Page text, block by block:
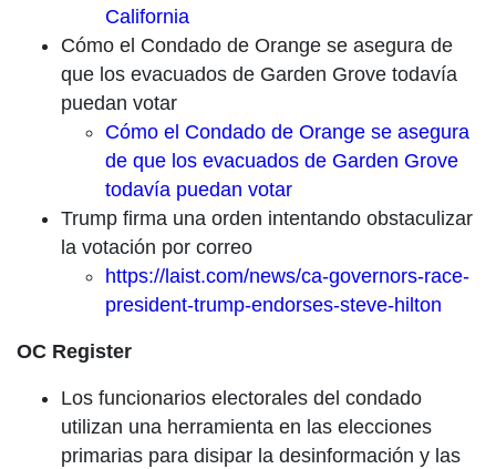
California
Cómo el Condado de Orange se asegura de
que los evacuados de Garden Grove todavía
puedan votar
Cómo el Condado de Orange se asegura
de que los evacuados de Garden Grove
todavía puedan votar
Trump firma una orden intentando obstaculizar
la votación por correo
https://laist.com/news/ca-governors-race-
president-trump-endorses-steve-hilton
OC Register
Los funcionarios electorales del condado
utilizan una herramienta en las elecciones
primarias para disipar la desinformación y las